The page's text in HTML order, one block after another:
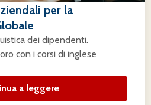
per la
dei dipendenti.
con i corsi di inglese
a leggere